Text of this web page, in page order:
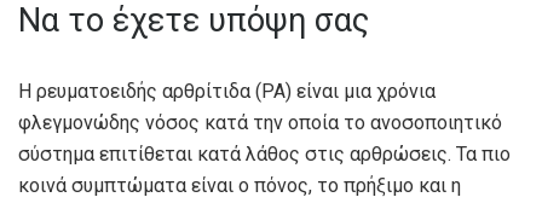
Να το έχετε υπόψη σας
Η ρευματοειδής αρθρίτιδα (ΡΑ) είναι μια χρόνια
φλεγμονώδης νόσος κατά την οποία το ανοσοποιητικό
σύστημα επιτίθεται κατά λάθος στις αρθρώσεις. Τα πιο
κοινά συμπτώματα είναι ο πόνος, το πρήξιμο και η